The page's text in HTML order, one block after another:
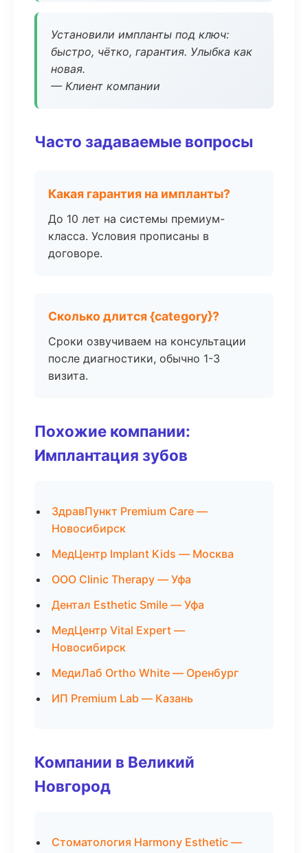
Установили импланты под ключ:
быстро, чётко, гарантия. Улыбка как
новая.
— Клиент компании
Часто задаваемые вопросы
Какая гарантия на импланты?
До 10 лет на системы премиум-
класса. Условия прописаны в
договоре.
Сколько длится {category}?
Сроки озвучиваем на консультации
после диагностики, обычно 1-3
визита.
Похожие компании:
Имплантация зубов
ЗдравПункт Premium Care —
Новосибирск
МедЦентр Implant Kids — Москва
ООО Clinic Therapy — Уфа
Дентал Esthetic Smile — Уфа
МедЦентр Vital Expert —
Новосибирск
МедиЛаб Ortho White — Оренбург
ИП Premium Lab — Казань
Компании в Великий
Новгород
Стоматология Harmony Esthetic —